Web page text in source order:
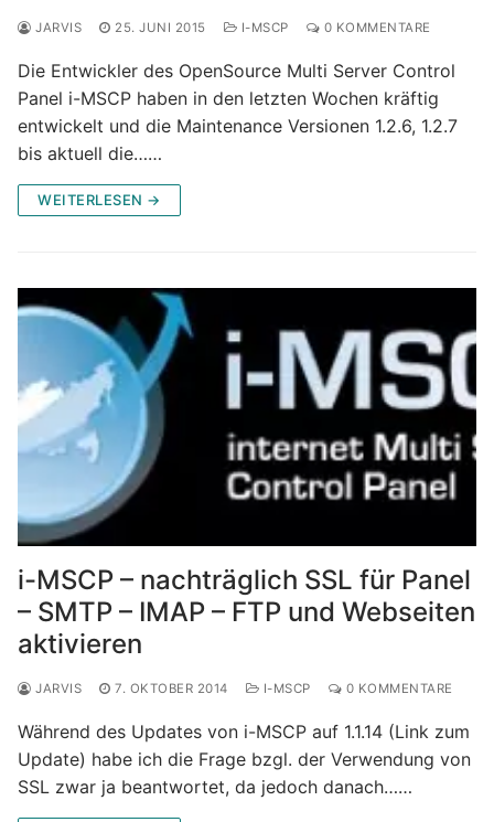
JARVIS 25. JUNI 2015 I-MSCP 0 KOMMENTARE
Die Entwickler des OpenSource Multi Server Control
Panel i-MSCP haben in den letzten Wochen kräftig
entwickelt und die Maintenance Versionen 1.2.6, 1.2.7
bis aktuell die……
WEITERLESEN →
i-MSCP – nachträglich SSL für Panel
– SMTP – IMAP – FTP und Webseiten
aktivieren
JARVIS 7. OKTOBER 2014 I-MSCP 0 KOMMENTARE
Während des Updates von i-MSCP auf 1.1.14 (Link zum
Update) habe ich die Frage bzgl. der Verwendung von
SSL zwar ja beantwortet, da jedoch danach……